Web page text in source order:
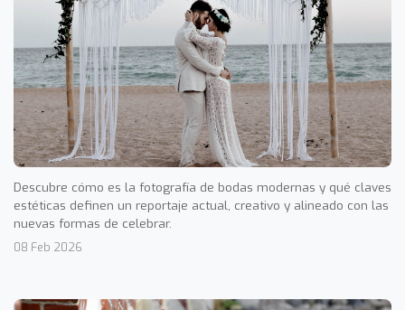
Descubre cómo es la fotografía de bodas modernas y qué claves
estéticas definen un reportaje actual, creativo y alineado con las
nuevas formas de celebrar.
08 Feb 2026